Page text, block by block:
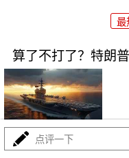
最
算了不打了？特朗
最热
点评一下